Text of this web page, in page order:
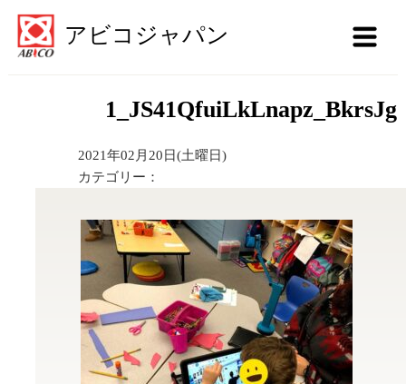
アビコジャパン
1_JS41QfuiLkLnapz_BkrsJg
2021年02月20日(土曜日)
カテゴリー：